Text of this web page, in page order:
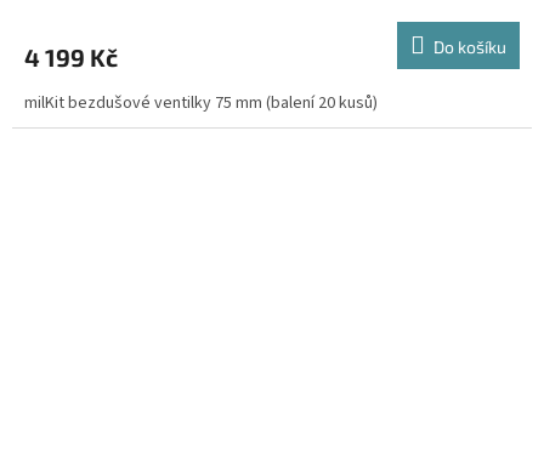
4 199 Kč Do košíku
milKit bezdušové ventilky 75 mm (balení 20 kusů)